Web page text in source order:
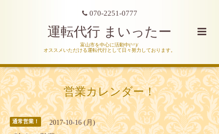
070-2251-0777
運転代行 まいったー
富山市を中心に活動中(^^)/
オススメいただける運転代行として日々努力しております。
営業カレンダー！
通常営業！ 2017-10-16 (月)